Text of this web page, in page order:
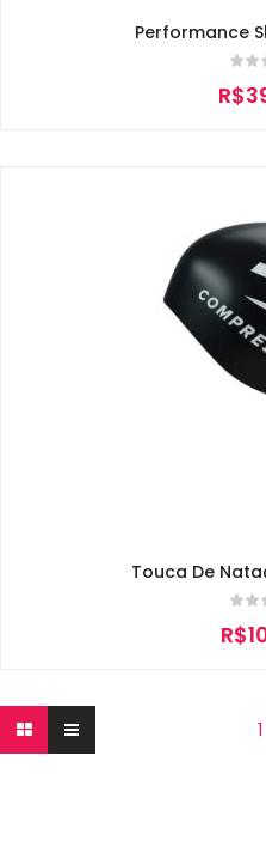
Performance
R$
Touca De
R$
1